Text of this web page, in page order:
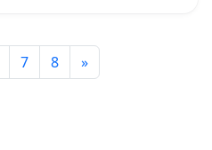
7 8 »